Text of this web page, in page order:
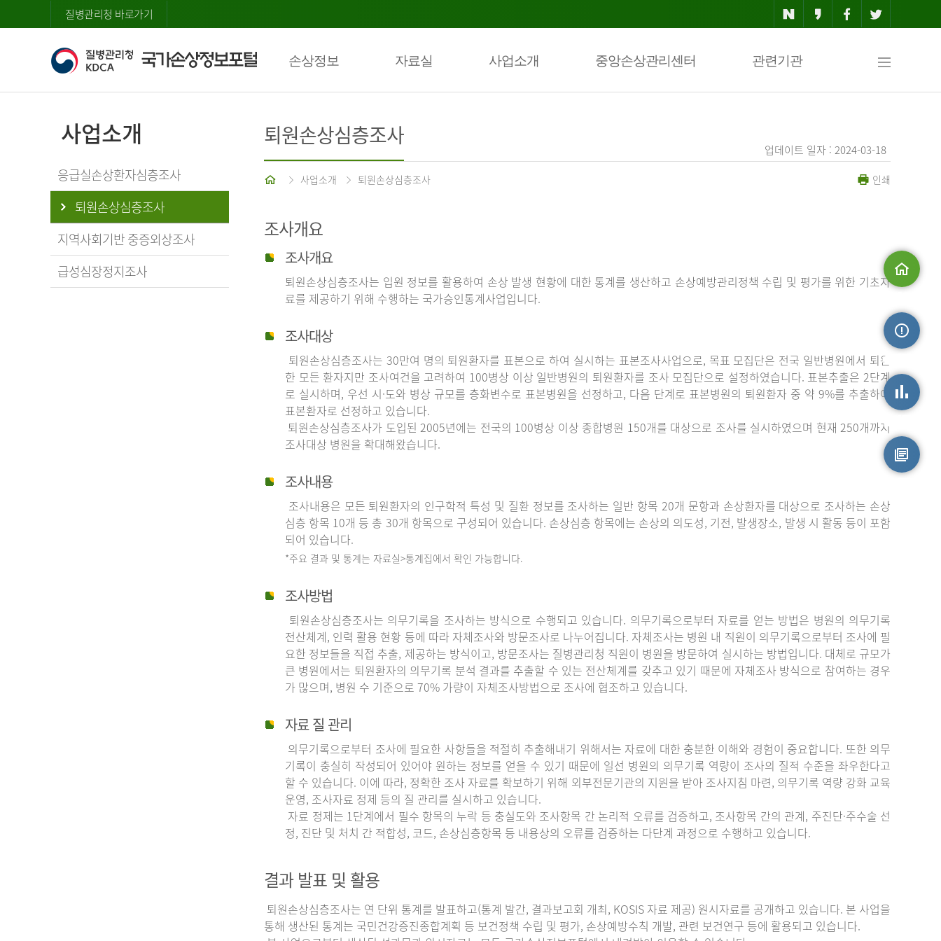
질병관리청 바로가기
손상정보 자료실 사업소개 중앙손상관리센터 관련기관
맵
사업소개
응급실손상환자심층조사
퇴원손상심층조사
지역사회기반 중증외상조사
급성심장정지조사
업데이트 일자 : 2024-03-18
퇴원손상심층조사
홈 사업소개 퇴원손상심층조사 인쇄
조사개요
조사개요
퇴원손상심층조사는 입원 정보를 활용하여 손상 발생 현황에 대한 통계를 생산하고 손상예방관리정책 수립 및 평가를 위한 기초자
료를 제공하기 위해 수행하는 국가승인통계사업입니다.
조사대상
퇴원손상심층조사는 30만여 명의 퇴원환자를 표본으로 하여 실시하는 표본조사사업으로, 목표 모집단은 전국 일반병원에서 퇴원
한 모든 환자지만 조사여건을 고려하여 100병상 이상 일반병원의 퇴원환자를 조사 모집단으로 설정하였습니다. 표본추출은 2단계
로 실시하며, 우선 시·도와 병상 규모를 층화변수로 표본병원을 선정하고, 다음 단계로 표본병원의 퇴원환자 중 약 9%를 추출하여
표본환자로 선정하고 있습니다.
퇴원손상심층조사가 도입된 2005년에는 전국의 100병상 이상 종합병원 150개를 대상으로 조사를 실시하였으며 현재 250개까지
조사대상 병원을 확대해왔습니다.
조사내용
조사내용은 모든 퇴원환자의 인구학적 특성 및 질환 정보를 조사하는 일반 항목 20개 문항과 손상환자를 대상으로 조사하는 손상
심층 항목 10개 등 총 30개 항목으로 구성되어 있습니다. 손상심층 항목에는 손상의 의도성, 기전, 발생장소, 발생 시 활동 등이 포함
되어 있습니다.
*주요 결과 및 통계는 자료실>통계집에서 확인 가능합니다.
조사방법
퇴원손상심층조사는 의무기록을 조사하는 방식으로 수행되고 있습니다. 의무기록으로부터 자료를 얻는 방법은 병원의 의무기록
전산체계, 인력 활용 현황 등에 따라 자체조사와 방문조사로 나누어집니다. 자체조사는 병원 내 직원이 의무기록으로부터 조사에 필
요한 정보들을 직접 추출, 제공하는 방식이고, 방문조사는 질병관리청 직원이 병원을 방문하여 실시하는 방법입니다. 대체로 규모가
큰 병원에서는 퇴원환자의 의무기록 분석 결과를 추출할 수 있는 전산체계를 갖추고 있기 때문에 자체조사 방식으로 참여하는 경우
가 많으며, 병원 수 기준으로 70% 가량이 자체조사방법으로 조사에 협조하고 있습니다.
자료 질 관리
의무기록으로부터 조사에 필요한 사항들을 적절히 추출해내기 위해서는 자료에 대한 충분한 이해와 경험이 중요합니다. 또한 의무
기록이 충실히 작성되어 있어야 원하는 정보를 얻을 수 있기 때문에 일선 병원의 의무기록 역량이 조사의 질적 수준을 좌우한다고
할 수 있습니다. 이에 따라, 정확한 조사 자료를 확보하기 위해 외부전문기관의 지원을 받아 조사지침 마련, 의무기록 역량 강화 교육
운영, 조사자료 정제 등의 질 관리를 실시하고 있습니다.
자료 정제는 1단계에서 필수 항목의 누락 등 충실도와 조사항목 간 논리적 오류를 검증하고, 조사항목 간의 관계, 주진단·주수술 선
정, 진단 및 처치 간 적합성, 코드, 손상심층항목 등 내용상의 오류를 검증하는 다단계 과정으로 수행하고 있습니다.
결과 발표 및 활용
퇴원손상심층조사는 연 단위 통계를 발표하고(통계 발간, 결과보고회 개최, KOSIS 자료 제공) 원시자료를 공개하고 있습니다. 본 사업을
통해 생산된 통계는 국민건강증진종합계획 등 보건정책 수립 및 평가, 손상예방수칙 개발, 관련 보건연구 등에 활용되고 있습니다.
손상정보
손상통계